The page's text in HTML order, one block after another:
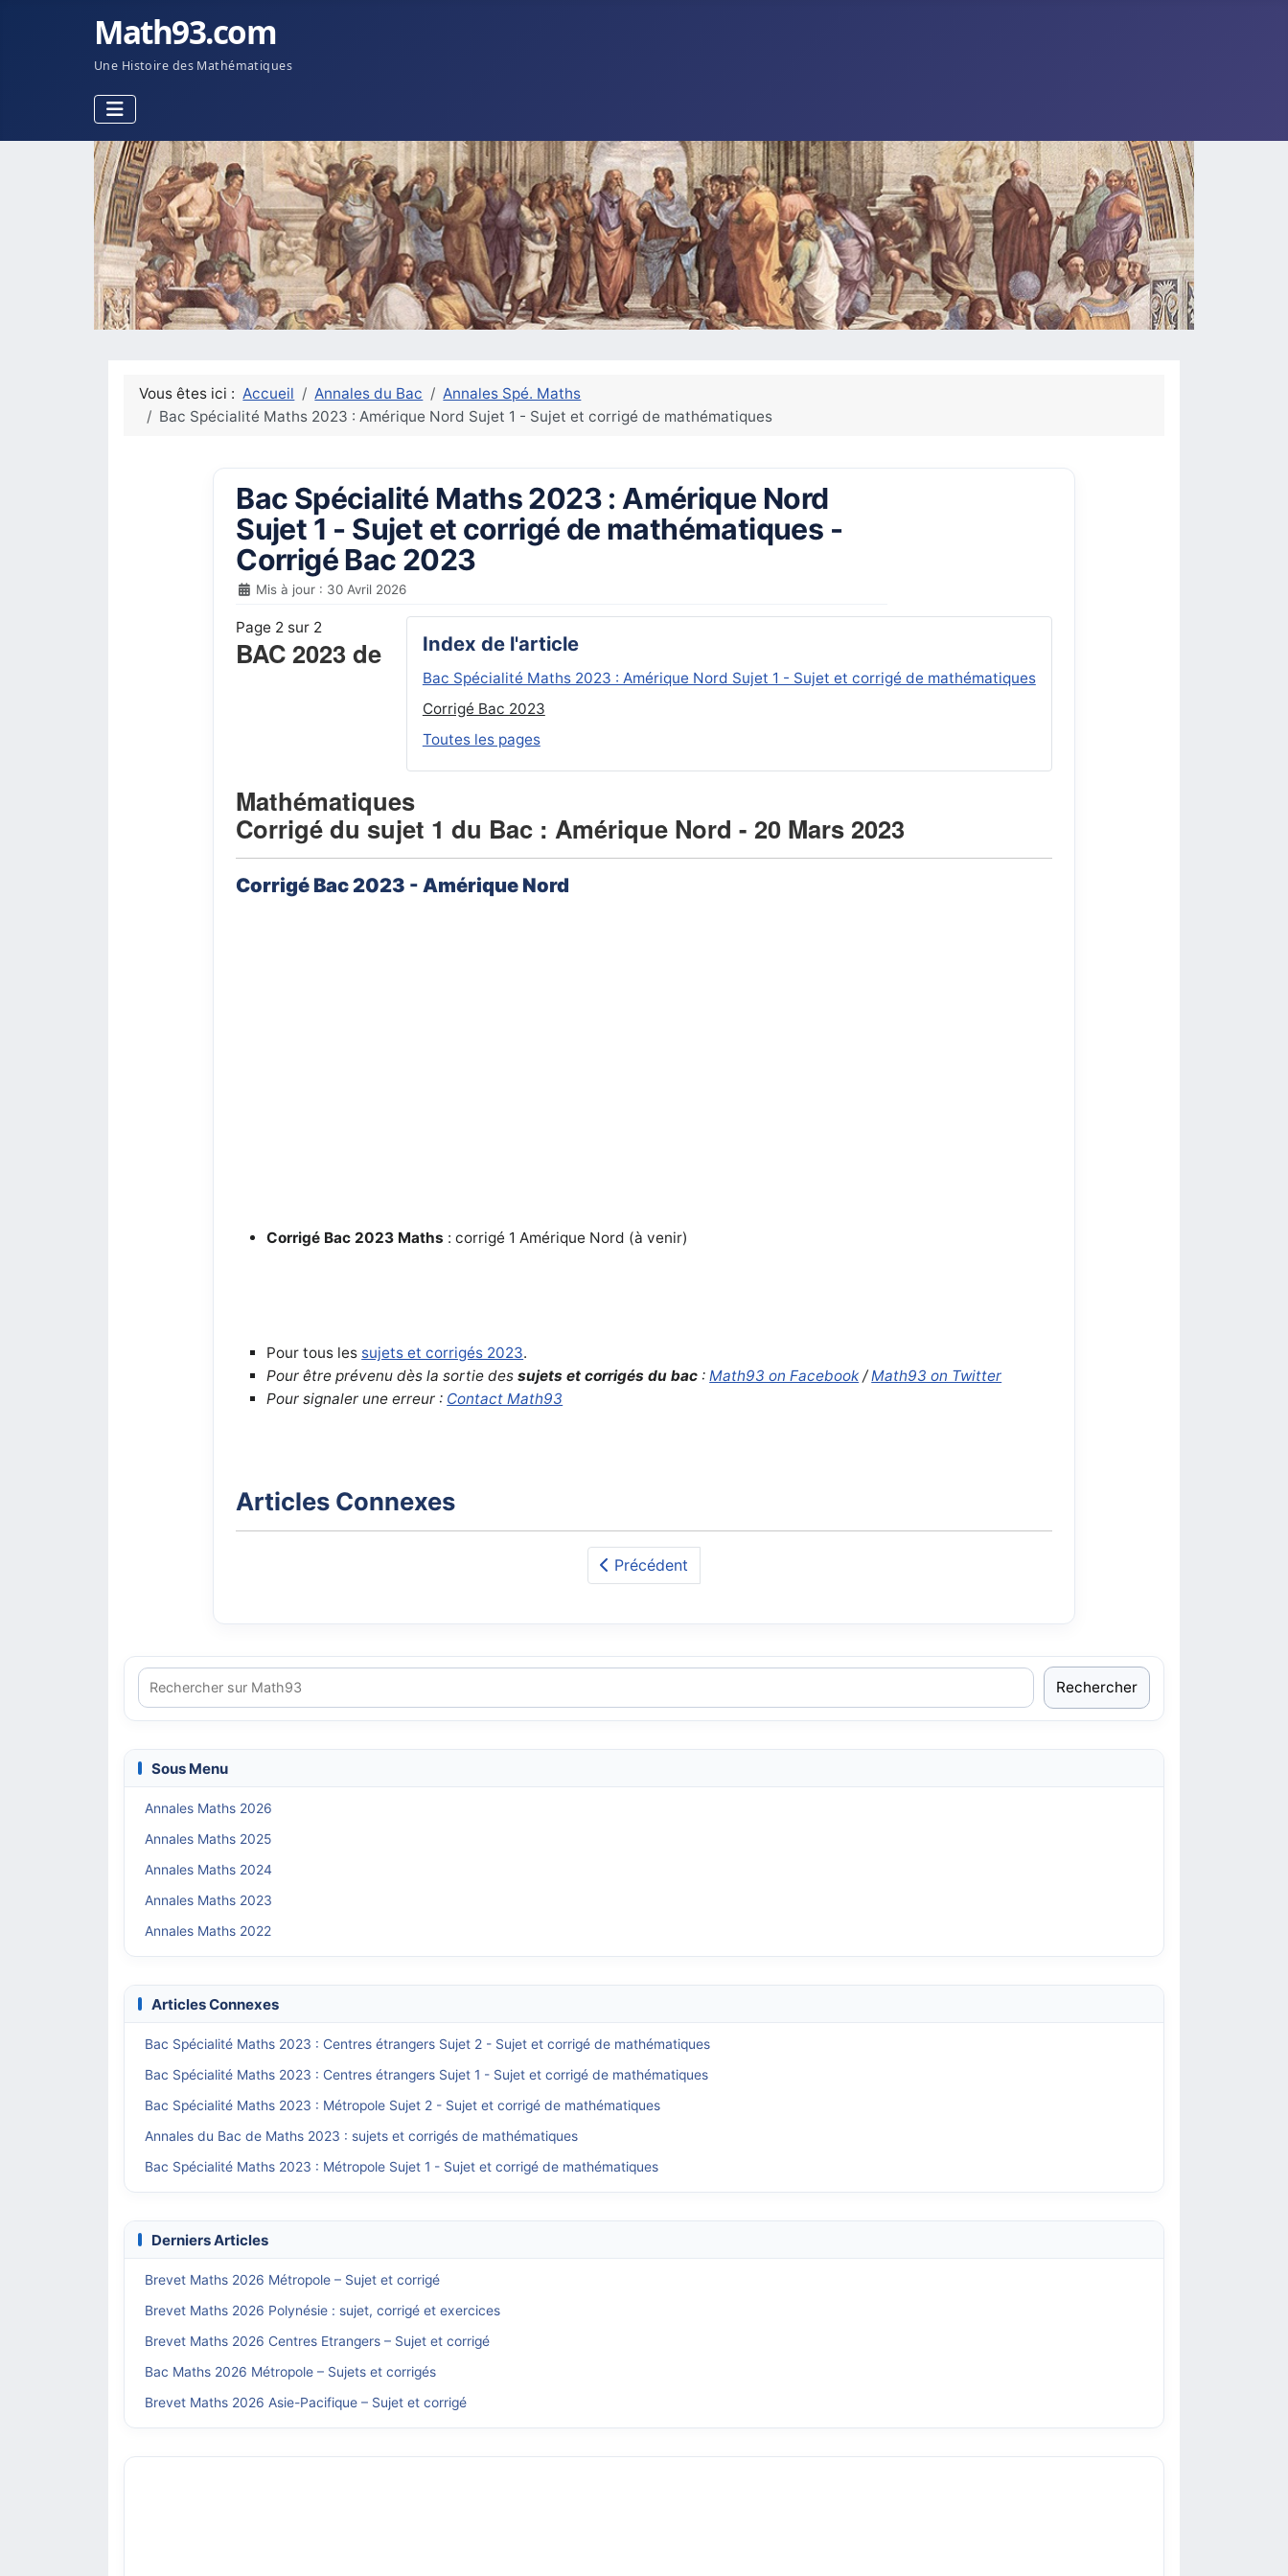
Math93.com
Une Histoire des Mathématiques
Vous êtes ici :Accueil Annales du Bac
Annales Spé. Maths
Bac Spécialité Maths 2023 : Amérique Nord Sujet 1 - Sujet et corrigé de mathématiques
Bac Spécialité Maths 2023 : Amérique Nord
Sujet 1 - Sujet et corrigé de mathématiques -
Corrigé Bac 2023
Mis à jour : 30 Avril 2026
Index de l'article
Bac Spécialité Maths 2023 : Amérique Nord Sujet 1 - Sujet et corrigé de mathématiques
Corrigé Bac 2023
Toutes les pages
Page 2 sur 2
BAC 2023 de
Mathématiques
Corrigé du sujet 1 du Bac : Amérique Nord - 20 Mars 2023
Corrigé Bac 2023 - Amérique Nord
Corrigé Bac 2023 Maths : corrigé 1 Amérique Nord (à venir)
Pour tous les sujets et corrigés 2023.
Pour être prévenu dès la sortie dessujets et corrigés du bac :Math93 on Facebook /Math93 on Twitter
Pour signaler une erreur : Contact Math93
Articles Connexes
Précédent
Rechercher
Sous Menu
Annales Maths 2026
Annales Maths 2025
Annales Maths 2024
Annales Maths 2023
Annales Maths 2022
Articles Connexes
Bac Spécialité Maths 2023 : Centres étrangers Sujet 2 - Sujet et corrigé de mathématiques
Bac Spécialité Maths 2023 : Centres étrangers Sujet 1 - Sujet et corrigé de mathématiques
Bac Spécialité Maths 2023 : Métropole Sujet 2 - Sujet et corrigé de mathématiques
Annales du Bac de Maths 2023 : sujets et corrigés de mathématiques
Bac Spécialité Maths 2023 : Métropole Sujet 1 - Sujet et corrigé de mathématiques
Derniers Articles
Brevet Maths 2026 Métropole – Sujet et corrigé
Brevet Maths 2026 Polynésie : sujet, corrigé et exercices
Brevet Maths 2026 Centres Etrangers – Sujet et corrigé
Bac Maths 2026 Métropole – Sujets et corrigés
Brevet Maths 2026 Asie-Pacifique – Sujet et corrigé